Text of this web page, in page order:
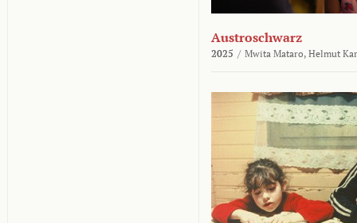
Austroschwarz
2025 / Mwita Mataro, Helmut